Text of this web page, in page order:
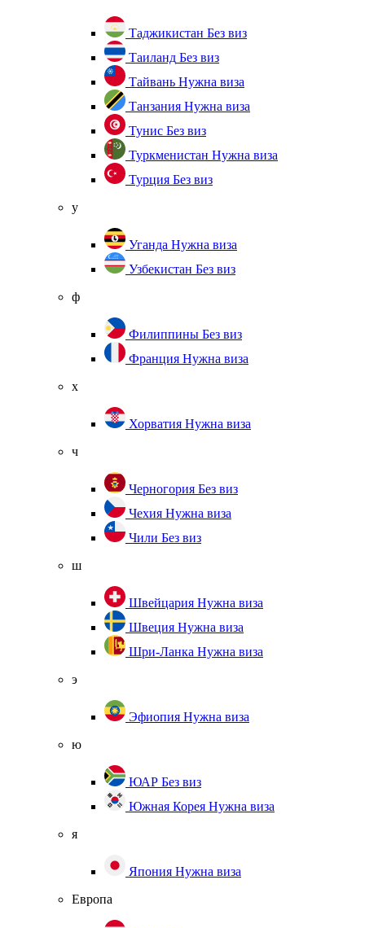
Таджикистан Без виз
Таиланд Без виз
Тайвань Нужна виза
Танзания Нужна виза
Тунис Без виз
Туркменистан Нужна виза
Турция Без виз
у
Уганда Нужна виза
Узбекистан Без виз
ф
Филиппины Без виз
Франция Нужна виза
х
Хорватия Нужна виза
ч
Черногория Без виз
Чехия Нужна виза
Чили Без виз
ш
Швейцария Нужна виза
Швеция Нужна виза
Шри-Ланка Нужна виза
э
Эфиопия Нужна виза
ю
ЮАР Без виз
Южная Корея Нужна виза
я
Япония Нужна виза
Европа